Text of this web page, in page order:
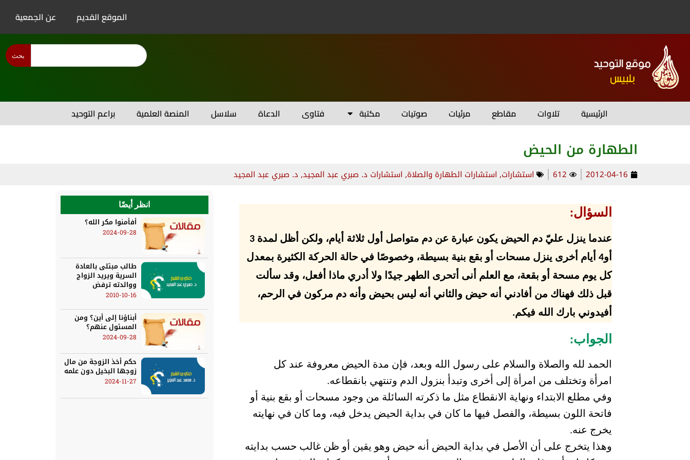
الموقع القديم عن الجمعية
بحث
الرئيسية تلاوات مقاطع مرئيات صوتيات مكتبة فتاوى الدعاة سلاسل المنصة العلمية براعم التوحيد
الطهارة من الحيض
2012-04-16
612 استشارات, استشارات الطهارة والصلاة, استشارات د. صبري عبد المجيد, د. صبري عبد المجيد
السؤال:
عندما ينزل عليّ دم الحيض يكون عبارة عن دم متواصل أول ثلاثة أيام، ولكن أظل لمدة 3
أو4 أيام أخرى ينزل مسحات أو بقع بنية بسيطة، وخصوصًا في حالة الحركة الكثيرة بمعدل
كل يوم مسحة أو بقعة، مع العلم أنى أتحرى الطهر جيدًا ولا أدري ماذا أفعل، وقد سألت
قبل ذلك فهناك من أفادني أنه حيض والثاني أنه ليس بحيض وأنه دم مركون في الرحم،
أفيدوني بارك الله فيكم.
الجواب:
الحمد لله والصلاة والسلام على رسول الله وبعد، فإن مدة الحيض معروفة عند كل
امرأة وتختلف من امرأة إلى أخرى وتبدأ بنزول الدم وتنتهي بانقطاعه.
وفي مطلع الابتداء ونهاية الانقطاع مثل ما ذكرته السائلة من وجود مسحات أو بقع بنية أو
فاتحة اللون بسيطة، والفصل فيها ما كان في بداية الحيض يدخل فيه، وما كان في نهايته
يخرج عنه.
وهذا يتخرج على أن الأصل في بداية الحيض أنه حيض وهو يقين أو ظن غالب حسب بدايته
انظر أيضًا
أفأمنوا مكر الله؟
2024-09-28
طالب مبتلى بالعادة
السرية ويريد الزواج
ووالدته ترفض
2010-10-16
أبناؤنا إلى أين؟ ومن
المسئول عنهم؟
2024-09-28
حكم أخذ الزوجة من مال
زوجها البخيل دون علمه
2024-11-27